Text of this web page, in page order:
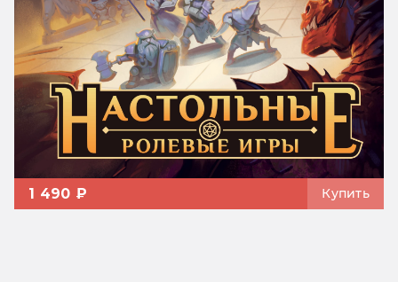
1 490 ₽ Купить